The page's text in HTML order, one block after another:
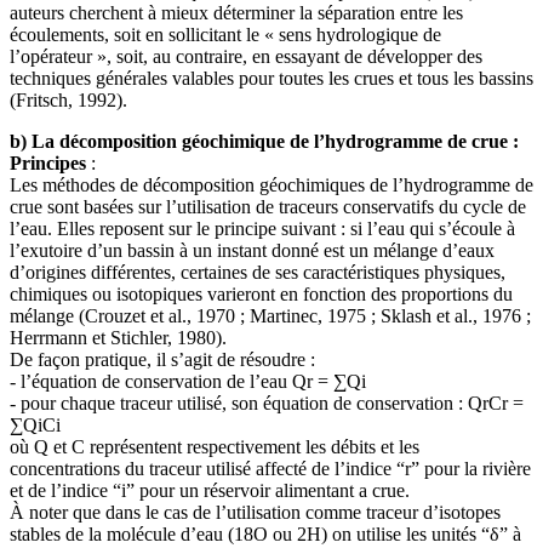
auteurs cherchent à mieux déterminer la séparation entre les
écoulements, soit en sollicitant le « sens hydrologique de
l’opérateur », soit, au contraire, en essayant de développer des
techniques générales valables pour toutes les crues et tous les bassins
(Fritsch, 1992).
b) La décomposition géochimique de l’hydrogramme de crue :
Principes :
Les méthodes de décomposition géochimiques de l’hydrogramme de
crue sont basées sur l’utilisation de traceurs conservatifs du cycle de
l’eau. Elles reposent sur le principe suivant : si l’eau qui s’écoule à
l’exutoire d’un bassin à un instant donné est un mélange d’eaux
d’origines différentes, certaines de ses caractéristiques physiques,
chimiques ou isotopiques varieront en fonction des proportions du
mélange (Crouzet et al., 1970 ; Martinec, 1975 ; Sklash et al., 1976 ;
Herrmann et Stichler, 1980).
De façon pratique, il s’agit de résoudre :
- l’équation de conservation de l’eau Qr = ∑Qi
- pour chaque traceur utilisé, son équation de conservation : QrCr =
∑QiCi
où Q et C représentent respectivement les débits et les
concentrations du traceur utilisé affecté de l’indice “r” pour la rivière
et de l’indice “i” pour un réservoir alimentant a crue.
À noter que dans le cas de l’utilisation comme traceur d’isotopes
stables de la molécule d’eau (18O ou 2H) on utilise les unités “δ” à